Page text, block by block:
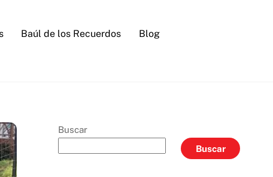
Baúl de los Recuerdos Blog
Buscar
Buscar